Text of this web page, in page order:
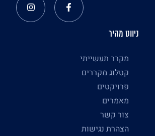
ניווט מהיר
מקרר תעשייתי
קטלוג מקררים
פרויקטים
מאמרים
צור קשר
הצהרת נגישות